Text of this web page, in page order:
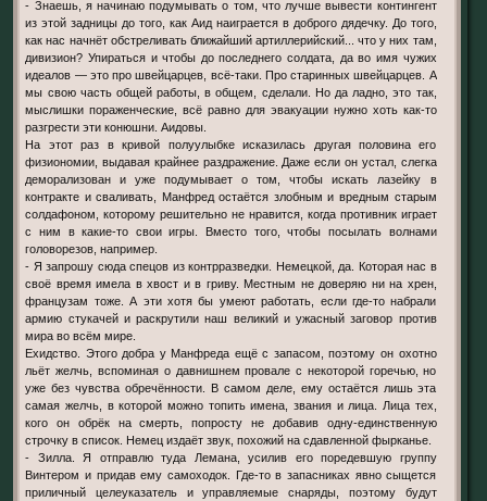
- Знаешь, я начинаю подумывать о том, что лучше вывести контингент
из этой задницы до того, как Аид наиграется в доброго дядечку. До того,
как нас начнёт обстреливать ближайший артиллерийский... что у них там,
дивизион? Упираться и чтобы до последнего солдата, да во имя чужих
идеалов — это про швейцарцев, всё-таки. Про старинных швейцарцев. А
мы свою часть общей работы, в общем, сделали. Но да ладно, это так,
мыслишки пораженческие, всё равно для эвакуации нужно хоть как-то
разгрести эти конюшни. Аидовы.
На этот раз в кривой полуулыбке исказилась другая половина его
физиономии, выдавая крайнее раздражение. Даже если он устал, слегка
деморализован и уже подумывает о том, чтобы искать лазейку в
контракте и сваливать, Манфред остаётся злобным и вредным старым
солдафоном, которому решительно не нравится, когда противник играет
с ним в какие-то свои игры. Вместо того, чтобы посылать волнами
головорезов, например.
- Я запрошу сюда спецов из контрразведки. Немецкой, да. Которая нас в
своё время имела в хвост и в гриву. Местным не доверяю ни на хрен,
французам тоже. А эти хотя бы умеют работать, если где-то набрали
армию стукачей и раскрутили наш великий и ужасный заговор против
мира во всём мире.
Ехидство. Этого добра у Манфреда ещё с запасом, поэтому он охотно
льёт желчь, вспоминая о давнишнем провале с некоторой горечью, но
уже без чувства обречённости. В самом деле, ему остаётся лишь эта
самая желчь, в которой можно топить имена, звания и лица. Лица тех,
кого он обрёк на смерть, попросту не добавив одну-единственную
строчку в список. Немец издаёт звук, похожий на сдавленной фырканье.
- Зилла. Я отправлю туда Лемана, усилив его поредевшую группу
Винтером и придав ему самоходок. Где-то в запасниках явно сыщется
приличный целеуказатель и управляемые снаряды, поэтому будут